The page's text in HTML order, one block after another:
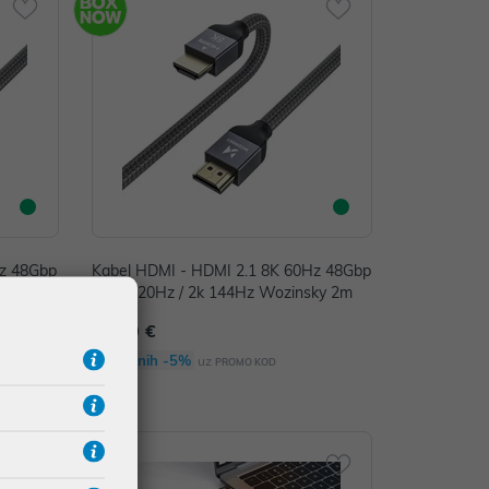
48Gbp
Kabel HDMI - HDMI 2.1 8K 60Hz 48Gbp
s/ 4k 120Hz / 2k 144Hz Wozinsky 2m
19,00 €
Dodatnih -5% uz PROMO KOD